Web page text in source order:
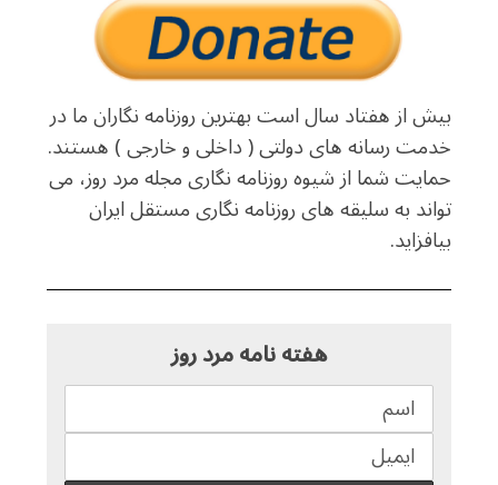
بیش از هفتاد سال است بهترین روزنامه نگاران ما در
خدمت رسانه های دولتی ( داخلی و خارجی ) هستند.
حمایت شما از شیوه روزنامه نگاری مجله مرد روز، می
تواند به سلیقه های روزنامه نگاری مستقل ایران
بیافزاید.
هفته نامه مرد روز